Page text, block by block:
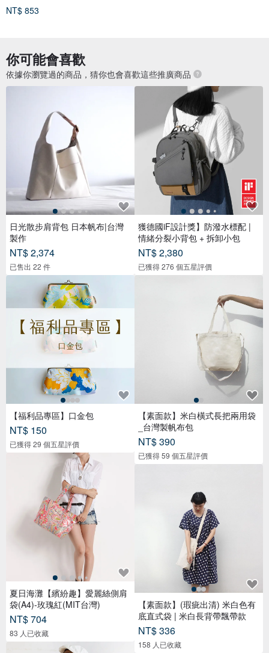
NT$ 853
你可能會喜歡
依據你瀏覽過的商品，猜你也會喜歡這些推廣商品
日光散步肩背包 日本帆布|台灣
製作
NT$ 2,374
已售出 22 件
【福利品專區】口金包
NT$ 150
已獲得 29 個五星評價
夏日海灘【繽紛趣】愛麗絲側肩
袋(A4)-玫瑰紅(MIT台灣)
NT$ 704
83 人已收藏
獲德國iF設計獎】防潑水標配 |
情緒分裂小背包 + 拆卸小包
NT$ 2,380
已獲得 276 個五星評價
【素面款】米白橫式長把兩用袋
_台灣製帆布包
NT$ 390
已獲得 59 個五星評價
【素面款】(瑕疵出清) 米白色有
底直式袋 | 米白長背帶飄帶款
NT$ 336
158 人已收藏